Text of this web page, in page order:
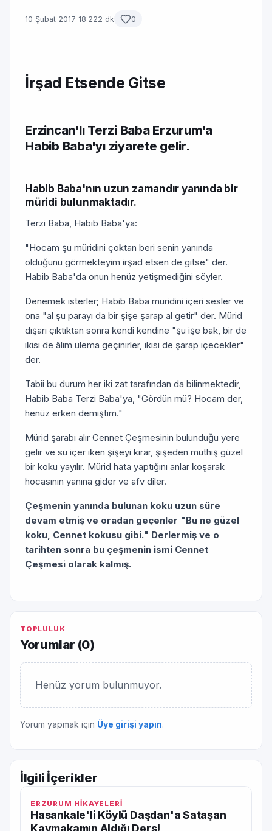
10 Şubat 2017 18:222 dk 0
İrşad Etsende Gitse
Erzincan'lı Terzi Baba Erzurum'a
Habib Baba'yı ziyarete gelir.
Habib Baba'nın uzun zamandır yanında bir
müridi bulunmaktadır.
Terzi Baba, Habib Baba'ya:
"Hocam şu müridini çoktan beri senin yanında
olduğunu görmekteyim irşad etsen de gitse" der.
Habib Baba'da onun henüz yetişmediğini söyler.
Denemek isterler; Habib Baba müridini içeri sesler ve
ona "al şu parayı da bir şişe şarap al getir" der. Mürid
dışarı çıktıktan sonra kendi kendine "şu işe bak, bir de
ikisi de âlim ulema geçinirler, ikisi de şarap içecekler"
der.
Tabii bu durum her iki zat tarafından da bilinmektedir,
Habib Baba Terzi Baba'ya, "Gördün mü? Hocam der,
henüz erken demiştim."
Mürid şarabı alır Cennet Çeşmesinin bulunduğu yere
gelir ve su içer iken şişeyi kırar, şişeden müthiş güzel
bir koku yayılır. Mürid hata yaptığını anlar koşarak
hocasının yanına gider ve afv diler.
Çeşmenin yanında bulunan koku uzun süre
devam etmiş ve oradan geçenler "Bu ne güzel
koku, Cennet kokusu gibi." Derlermiş ve o
tarihten sonra bu çeşmenin ismi Cennet
Çeşmesi olarak kalmış.
TOPLULUK
Yorumlar (0)
Henüz yorum bulunmuyor.
Yorum yapmak için Üye girişi yapın.
İlgili İçerikler
ERZURUM HİKAYELERİ
Hasankale'li Köylü Daşdan'a Sataşan
Kaymakamın Aldığı Ders!